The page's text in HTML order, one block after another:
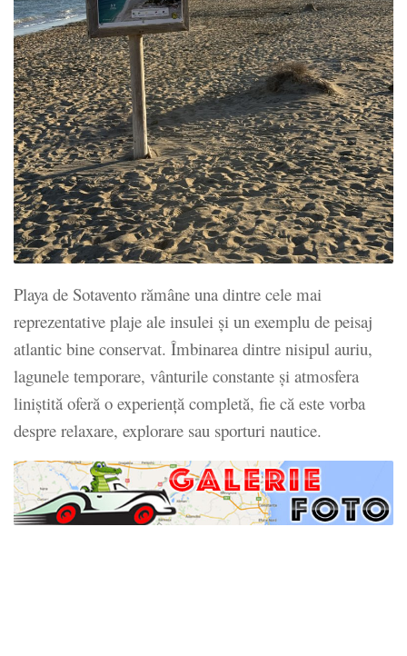
Playa de Sotavento rămâne una dintre cele mai
reprezentative plaje ale insulei și un exemplu de peisaj
atlantic bine conservat. Îmbinarea dintre nisipul auriu,
lagunele temporare, vânturile constante și atmosfera
liniștită oferă o experiență completă, fie că este vorba
despre relaxare, explorare sau sporturi nautice.